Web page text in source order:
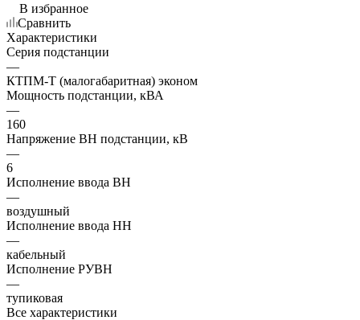
В избранное
Сравнить
Характеристики
Серия подстанции
—
КТПM-T (малогабаритная) эконом
Мощность подстанции, кВА
—
160
Напряжение ВН подстанции, кВ
—
6
Исполнение ввода ВН
—
воздушный
Исполнение ввода НН
—
кабельный
Исполнение РУВН
—
тупиковая
Все характеристики